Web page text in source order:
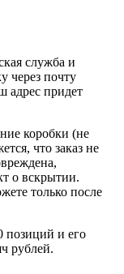
служба и
через почту
адрес придет
коробки (не
что заказ не
о вскрытии.
только после
позиций и его
рублей.